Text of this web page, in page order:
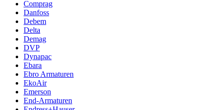
Comprag
Danfoss
Debem
Delta
Demag
DVP
Dynapac
Ebara
Ebro Armaturen
EkoAir
Emerson
End-Armaturen